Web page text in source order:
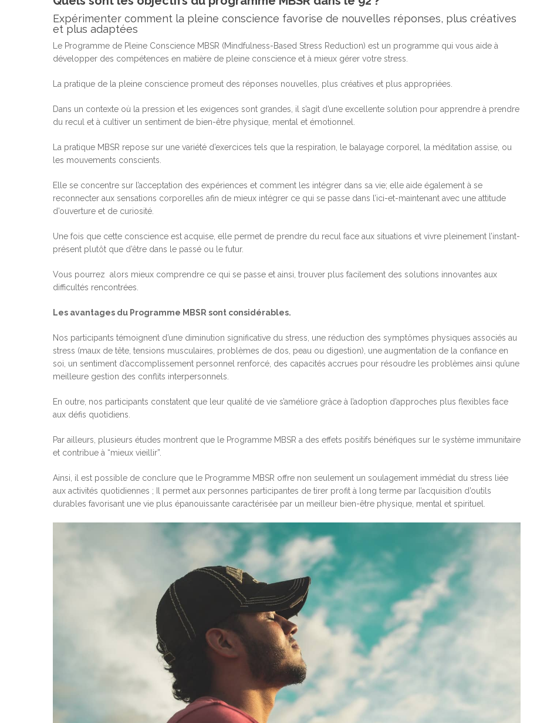
Expérimenter comment la pleine conscience favorise de nouvelles réponses, plus créatives
et plus adaptées
Le Programme de Pleine Conscience MBSR (Mindfulness-Based Stress Reduction) est un programme qui vous aide à
développer des compétences en matière de pleine conscience et à mieux gérer votre stress.
La pratique de la pleine conscience promeut des réponses nouvelles, plus créatives et plus appropriées.
Dans un contexte où la pression et les exigences sont grandes, il s’agit d’une excellente solution pour apprendre à prendre
du recul et à cultiver un sentiment de bien-être physique, mental et émotionnel.
La pratique MBSR repose sur une variété d’exercices tels que la respiration, le balayage corporel, la méditation assise, ou
les mouvements conscients.
Elle se concentre sur l’acceptation des expériences et comment les intégrer dans sa vie; elle aide également à se
reconnecter aux sensations corporelles afin de mieux intégrer ce qui se passe dans l’ici-et-maintenant avec une attitude
d’ouverture et de curiosité.
Une fois que cette conscience est acquise, elle permet de prendre du recul face aux situations et vivre pleinement l’instant-
présent plutôt que d’être dans le passé ou le futur.
Vous pourrez alors mieux comprendre ce qui se passe et ainsi, trouver plus facilement des solutions innovantes aux
difficultés rencontrées.
Les avantages du Programme MBSR sont considérables.
Nos participants témoignent d’une diminution significative du stress, une réduction des symptômes physiques associés au
stress (maux de tête, tensions musculaires, problèmes de dos, peau ou digestion), une augmentation de la confiance en
soi, un sentiment d’accomplissement personnel renforcé, des capacités accrues pour résoudre les problèmes ainsi qu’une
meilleure gestion des conflits interpersonnels.
En outre, nos participants constatent que leur qualité de vie s’améliore grâce à l’adoption d’approches plus flexibles face
aux défis quotidiens.
Par ailleurs, plusieurs études montrent que le Programme MBSR a des effets positifs bénéfiques sur le système immunitaire
et contribue à “mieux vieillir”.
Ainsi, il est possible de conclure que le Programme MBSR offre non seulement un soulagement immédiat du stress liée
aux activités quotidiennes ; Il permet aux personnes participantes de tirer profit à long terme par l’acquisition d’outils
durables favorisant une vie plus épanouissante caractérisée par un meilleur bien-être physique, mental et spirituel.